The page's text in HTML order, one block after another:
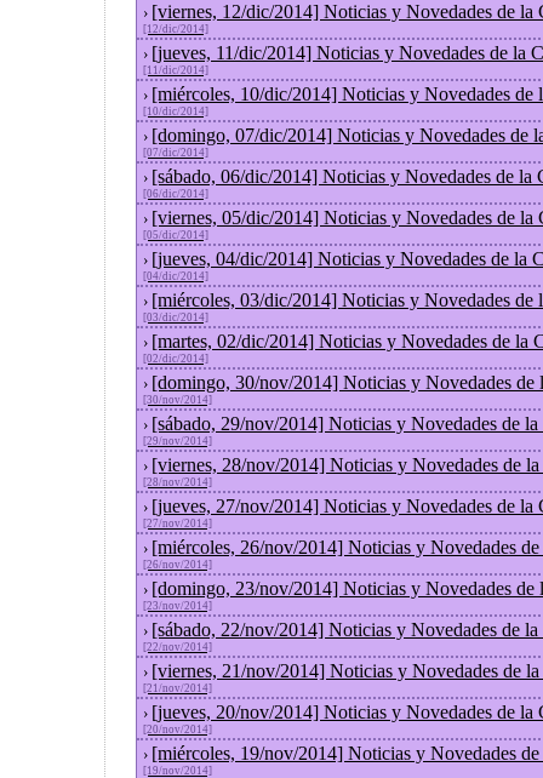
› [viernes, 12/dic/2014] Noticias y Novedades de la
[12/dic/2014]
› [jueves, 11/dic/2014] Noticias y Novedades de la
[11/dic/2014]
› [miércoles, 10/dic/2014] Noticias y Novedades de
[10/dic/2014]
› [domingo, 07/dic/2014] Noticias y Novedades de
[07/dic/2014]
› [sábado, 06/dic/2014] Noticias y Novedades de la
[06/dic/2014]
› [viernes, 05/dic/2014] Noticias y Novedades de la
[05/dic/2014]
› [jueves, 04/dic/2014] Noticias y Novedades de la
[04/dic/2014]
› [miércoles, 03/dic/2014] Noticias y Novedades de
[03/dic/2014]
› [martes, 02/dic/2014] Noticias y Novedades de la
[02/dic/2014]
› [domingo, 30/nov/2014] Noticias y Novedades de
[30/nov/2014]
› [sábado, 29/nov/2014] Noticias y Novedades de
[29/nov/2014]
› [viernes, 28/nov/2014] Noticias y Novedades de
[28/nov/2014]
› [jueves, 27/nov/2014] Noticias y Novedades de la
[27/nov/2014]
› [miércoles, 26/nov/2014] Noticias y Novedades
[26/nov/2014]
› [domingo, 23/nov/2014] Noticias y Novedades de
[23/nov/2014]
› [sábado, 22/nov/2014] Noticias y Novedades de
[22/nov/2014]
› [viernes, 21/nov/2014] Noticias y Novedades de
[21/nov/2014]
› [jueves, 20/nov/2014] Noticias y Novedades de la
[20/nov/2014]
› [miércoles, 19/nov/2014] Noticias y Novedades
[19/nov/2014]